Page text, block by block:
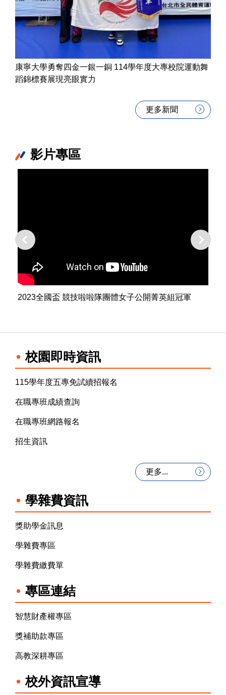
康寧大學勇奪四金一銀一銅 114學年度大專校院運動舞
蹈錦標賽展現亮眼實力
更多新聞
影片專區
2023全國盃 競技啦啦隊團體女子公開菁英組冠軍
校園即時資訊
115學年度五專免試續招報名
在職專班成績查詢
在職專班網路報名
招生資訊
更多...
學雜費資訊
獎助學金訊息
學雜費專區
學雜費繳費單
專區連結
智慧財產權專區
獎補助款專區
高教深耕專區
校外資訊宣導